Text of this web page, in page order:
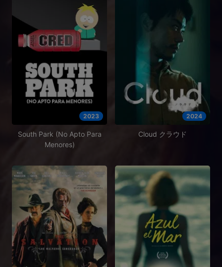
2023
South Park (No Apto Para
Menores)
2024
Cloud クラウド